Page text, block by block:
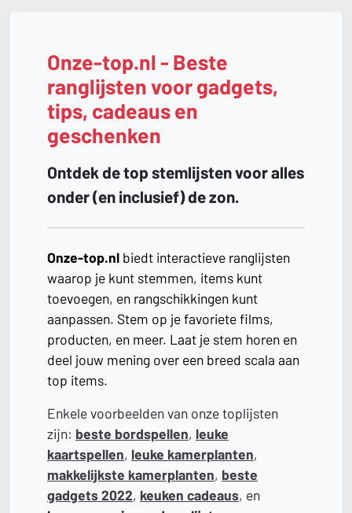
Onze-top.nl - Beste
ranglijsten voor gadgets,
tips, cadeaus en
geschenken
Ontdek de top stemlijsten voor alles
onder (en inclusief) de zon.
Onze-top.nl biedt interactieve ranglijsten
waarop je kunt stemmen, items kunt
toevoegen, en rangschikkingen kunt
aanpassen. Stem op je favoriete films,
producten, en meer. Laat je stem horen en
deel jouw mening over een breed scala aan
top items.
Enkele voorbeelden van onze toplijsten
zijn: beste bordspellen, leuke
kaartspellen, leuke kamerplanten,
makkelijkste kamerplanten, beste
gadgets 2022, keuken cadeaus, en